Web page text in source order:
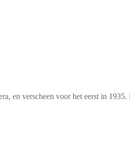
en verscheen voor het eerst in